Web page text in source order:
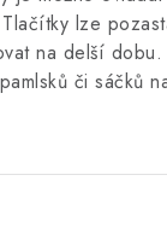
lze
na delší dobu.
či sáčků